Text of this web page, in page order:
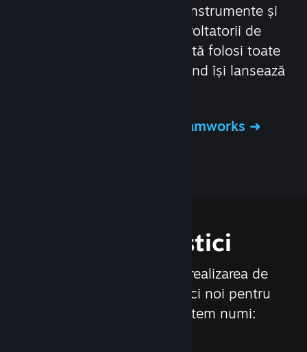
Steamworks este setul de instrumente și
servicii care îi ajută pe dezvoltatorii de
jocuri și distribuitori să poată folosi toate
resursele posibile atunci când își lansează
Află mai multe despre Steamworks
Caracteristici
Noi lucrăm constant la realizarea de
actualizări și caracteristici noi pentru
Steam, printre care putem numi: